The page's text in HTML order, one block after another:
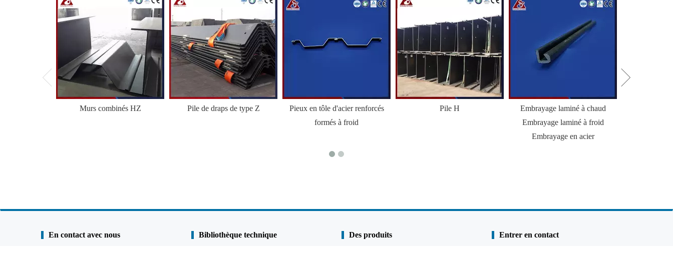
Murs combinés HZ Pile de draps de type Z
Pieux en tôle d'acier renforcés
formés à froid
Pile H
Embrayage laminé à chaud
Embrayage laminé à froid
Embrayage en acier
En contact avec nous Bibliothèque technique Des produits Entrer en contact